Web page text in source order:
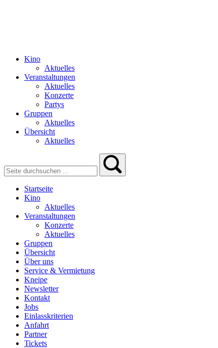
Kino
Aktuelles
Veranstaltungen
Aktuelles
Konzerte
Partys
Gruppen
Aktuelles
Übersicht
Aktuelles
Startseite
Kino
Aktuelles
Veranstaltungen
Konzerte
Aktuelles
Gruppen
Übersicht
Über uns
Service & Vermietung
Kneipe
Newsletter
Kontakt
Jobs
Einlasskriterien
Anfahrt
Partner
Tickets